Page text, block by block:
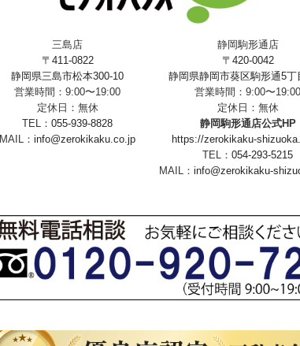
三島店
〒411-0822
静岡県三島市松本300-10
営業時間：9:00〜19:00
定休日：無休
TEL： 055-939-8828
MAIL： info@zerokikaku.co.jp
静岡駒形通店
〒420-0042
静岡県静岡市葵区駒形通5丁
営業時間：9:00〜19:00
定休日：無休
静岡駒形通店公式HP
https://zerokikaku-
TEL： 054-293-5215
MAIL： info@zerokikaku-